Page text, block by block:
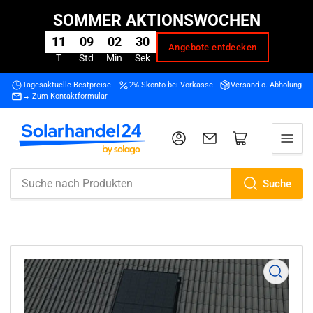
SOMMER AKTIONSWOCHEN
11
T
09
Std
02
Min
29
Sek
Angebote entdecken
Tagesaktuelle Bestpreise 2% Skonto bei Vorkasse
Versand o. Abholung
→ Zum Kontaktformular
Suche
Kundenzugang öffnen SupportMini-Warenkorb öffnen